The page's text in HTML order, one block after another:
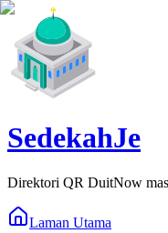
SedekahJe
Direktori QR DuitNow
Laman Utama